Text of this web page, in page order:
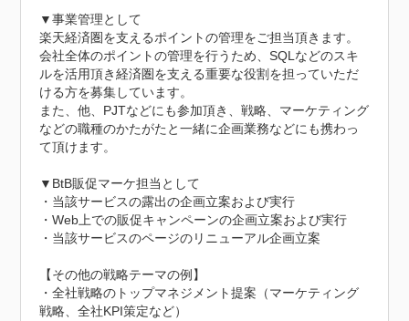
▼事業管理として
楽天経済圏を支えるポイントの管理をご担当頂きます。
会社全体のポイントの管理を行うため、SQLなどのスキ
ルを活用頂き経済圏を支える重要な役割を担っていただ
ける方を募集しています。
また、他、PJTなどにも参加頂き、戦略、マーケティング
などの職種のかたがたと一緒に企画業務などにも携わっ
て頂けます。
▼BtB販促マーケ担当として
・当該サービスの露出の企画立案および実行
・Web上での販促キャンペーンの企画立案および実行
・当該サービスのページのリニューアル企画立案
【その他の戦略テーマの例】
・全社戦略のトップマネジメント提案（マーケティング
戦略、全社KPI策定など）